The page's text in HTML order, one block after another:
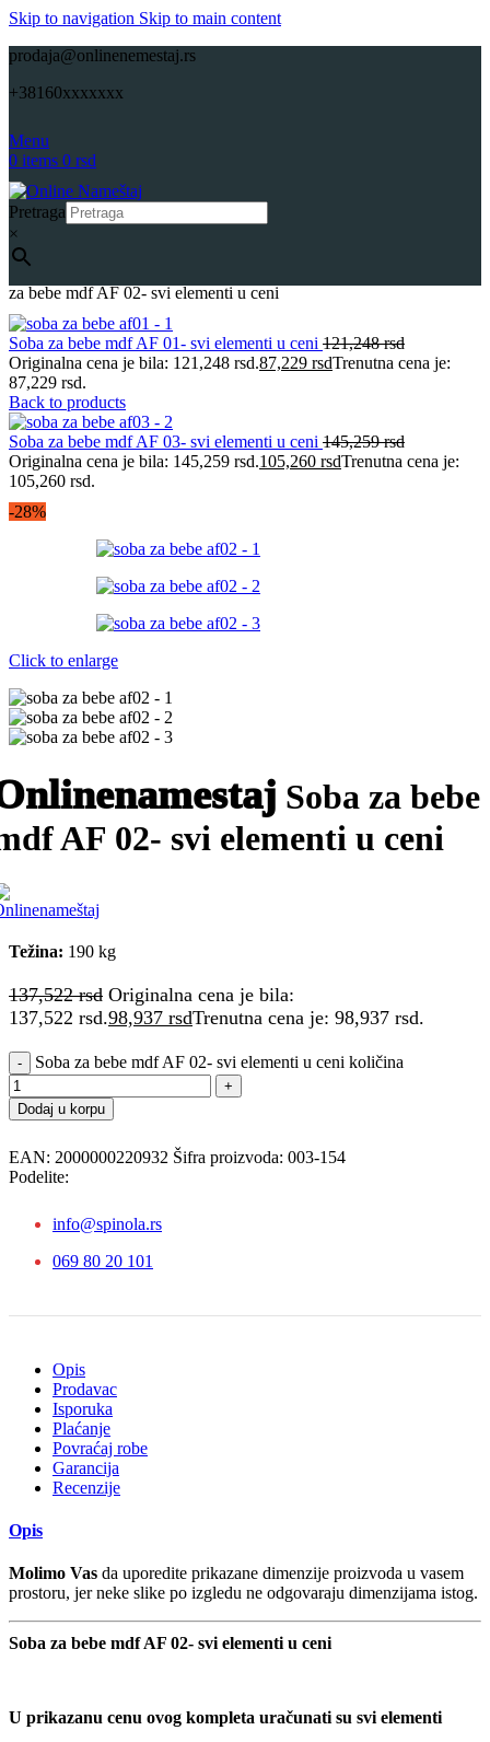
Skip to navigation Skip to main content
prodaja@onlinenemestaj.rs
+38160xxxxxxx
Menu
0 items 0 rsd
Pretraga
×
za bebe mdf AF 02- svi elementi u ceni
Soba za bebe mdf AF 01- svi elementi u ceni 121,248rsd
Originalna cena je bila: 121,248 rsd.87,229 rsdTrenutna cena je:
87,229 rsd.
Back to products
Soba za bebe mdf AF 03- svi elementi u ceni 145,259rsd
Originalna cena je bila: 145,259 rsd.105,260 rsdTrenutna cena je:
105,260 rsd.
-28%
Click to enlarge
Soba za bebe
AF 02- svi elementi u ceni
Težina: 190 kg
137,522rsd Originalna cena je bila:
137,522 rsd.98,937 rsdTrenutna cena je: 98,937 rsd.
Soba za bebe mdf AF 02- svi elementi u ceni količina
Dodaj u korpu
EAN: 2000000220932 Šifra proizvoda: 003-154
Podelite:
info@spinola.rs
069 80 20 101
Opis
Prodavac
Isporuka
Plaćanje
Povraćaj robe
Garancija
Recenzije
Opis
Molimo Vas da uporedite prikazane dimenzije proizvoda u vasem
prostoru, jer neke slike po izgledu ne odgovaraju dimenzijama istog.
Soba za bebe mdf AF 02- svi elementi u ceni
U prikazanu cenu ovog kompleta uračunati su svi elementi